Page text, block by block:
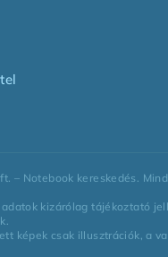
– Notebook kereskedés.
kizárólag tájékoztató
képek csak illusztrációk, a